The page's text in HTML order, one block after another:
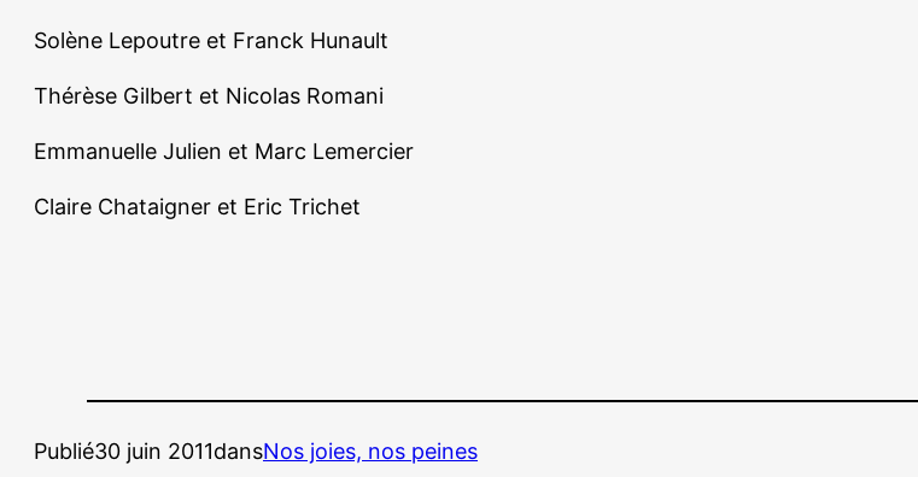
Solène Lepoutre et Franck Hunault
Thérèse Gilbert et Nicolas Romani
Emmanuelle Julien et Marc Lemercier
Claire Chataigner et Eric Trichet
Publié30 juin 2011dansNos joies, nos peines